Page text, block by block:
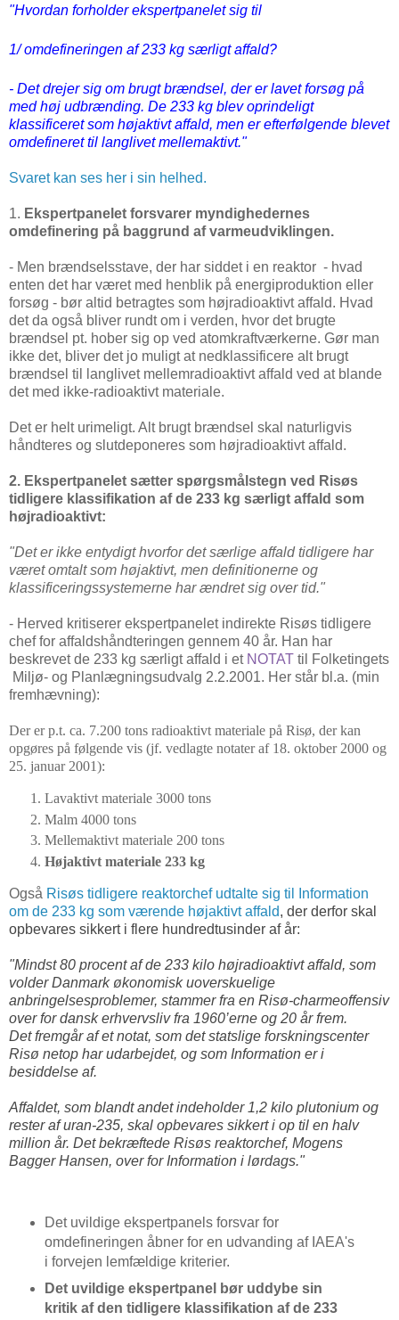
"Hvordan forholder ekspertpanelet sig til
1/ omdefineringen af 233 kg særligt affald?
- Det drejer sig om brugt brændsel, der er lavet forsøg på
med høj udbrænding. De 233 kg blev oprindeligt
klassificeret som højaktivt affald, men er efterfølgende blevet
omdefineret til langlivet mellemaktivt."
Svaret kan ses her i sin helhed.
1. Ekspertpanelet forsvarer myndighedernes
omdefinering på baggrund af varmeudviklingen.
- Men brændselsstave, der har siddet i en reaktor - hvad
enten det har været med henblik på energiproduktion eller
forsøg - bør altid betragtes som højradioaktivt affald. Hvad
det da også bliver rundt om i verden, hvor det brugte
brændsel pt. hober sig op ved atomkraftværkerne. Gør man
ikke det, bliver det jo muligt at nedklassificere alt brugt
brændsel til langlivet mellemradioaktivt affald ved at blande
det med ikke-radioaktivt materiale.
Det er helt urimeligt. Alt brugt brændsel skal naturligvis
håndteres og slutdeponeres som højradioaktivt affald.
2. Ekspertpanelet sætter spørgsmålstegn ved Risøs
tidligere klassifikation af de 233 kg særligt affald som
højradioaktivt:
"Det er ikke entydigt hvorfor det særlige affald tidligere har
været omtalt som højaktivt, men definitionerne og
klassificeringssystemerne har ændret sig over tid."
- Herved kritiserer ekspertpanelet indirekte Risøs tidligere
chef for affaldshåndteringen gennem 40 år. Han har
beskrevet de 233 kg særligt affald i et NOTAT til Folketingets
Miljø- og Planlægningsudvalg 2.2.2001. Her står bl.a. (min
fremhævning):
Der er p.t. ca. 7.200 tons radioaktivt materiale på Risø, der kan
opgøres på følgende vis (jf. vedlagte notater af 18. oktober 2000 og
25. januar 2001):
Lavaktivt materiale 3000 tons
Malm 4000 tons
Mellemaktivt materiale 200 tons
Højaktivt materiale 233 kg
Også Risøs tidligere reaktorchef udtalte sig til Information
om de 233 kg som værende højaktivt affald, der derfor skal
opbevares sikkert i flere hundredtusinder af år:
"Mindst 80 procent af de 233 kilo højradioaktivt affald, som
volder Danmark økonomisk uoverskuelige
anbringelsesproblemer, stammer fra en Risø-charmeoffensiv
over for dansk erhvervsliv fra 1960’erne og 20 år frem.
Det fremgår af et notat, som det statslige forskningscenter
Risø netop har udarbejdet, og som Information er i
besiddelse af.
Affaldet, som blandt andet indeholder 1,2 kilo plutonium og
rester af uran-235, skal opbevares sikkert i op til en halv
million år. Det bekræftede Risøs reaktorchef, Mogens
Bagger Hansen, over for Information i lørdags."
Det uvildige ekspertpanels forsvar for
omdefineringen åbner for en udvanding af IAEA's
i forvejen lemfældige kriterier.
Det uvildige ekspertpanel bør uddybe sin
kritik af den tidligere klassifikation af de 233